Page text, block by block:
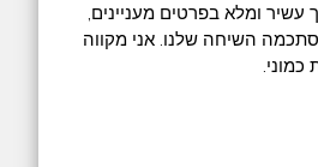
ומלא בפרטים מעניינים,
השיחה שלנו. אני מקווה
כמוני.